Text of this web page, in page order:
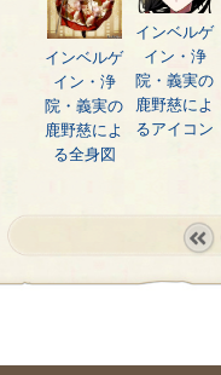
インベルゲ
イン・浄
院・義実の
鹿野慈によ
る全身図
インベルゲ
イン・浄
院・義実の
鹿野慈によ
るアイコン